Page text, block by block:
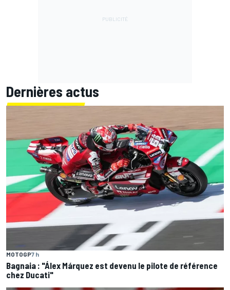
Dernières actus
MOTOGP7 h
Bagnaia : "Álex Márquez est devenu le pilote de référence
chez Ducati"